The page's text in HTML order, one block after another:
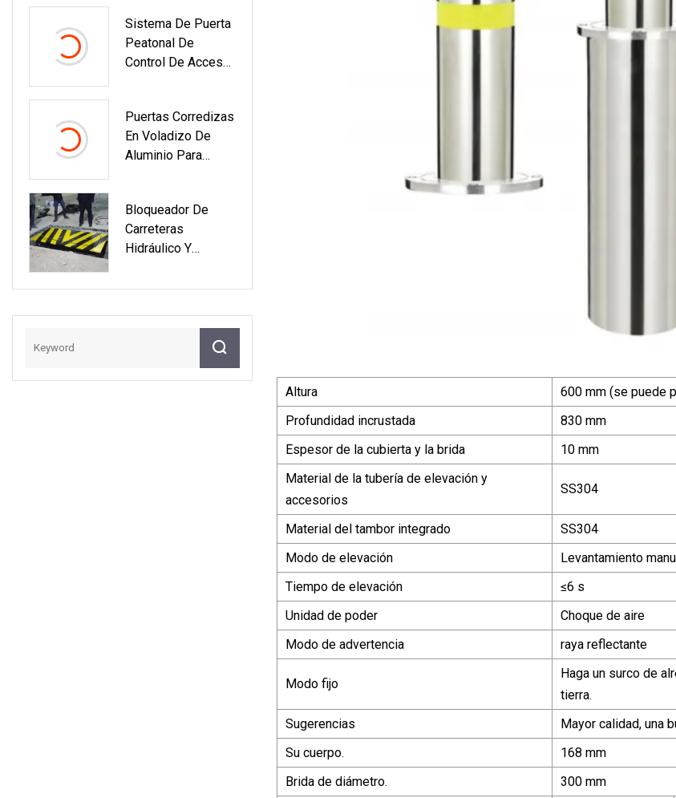
Carga
Máquina De
Escaneo Para
Detectar
Sistema De Puerta
Peatonal De
Control De Acceso
Acero Inoxidable
De Paso Único 304
Puertas Corredizas
En Voladizo De
Aluminio Para
Persiana De Valla
De Acero
Duraderos
Superior Plana
Personalizada
Puerta Corrediza
Eléctrico
Bloqueador De
Carreteras
Hidráulico Y
Inoxidable De Alta
Altura
600 mm (se puede
Profundidad incrustada
830 mm
Espesor de la cubierta y la brida
10 mm
Material de la tubería de elevación y
accesorios
SS304
Material del tambor integrado
SS304
Modo de elevación
Levantamiento
Tiempo de elevación
≤6 s
Unidad de poder
Choque de aire
Modo de advertencia
raya reflectante
Modo fijo
Haga un surco de
tierra.
Sugerencias
Mayor calidad, una
Su cuerpo.
168 mm
Brida de diámetro.
300 mm